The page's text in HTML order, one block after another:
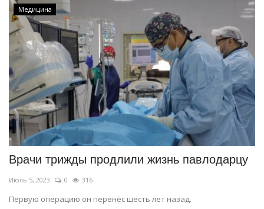
Медицина
Врачи трижды продлили жизнь павлодарцу
Июль 5, 2023 0 316
Первую операцию он перенёс шесть лет назад.